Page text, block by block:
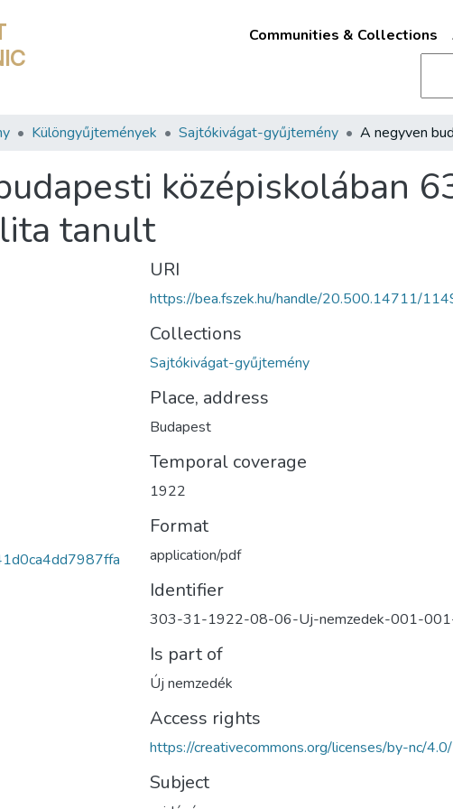
Communities & Collections
Különgyűjtemények Sajtókivágat-gyűjtemény
középiskolában
tanult
URI
https://bea.fszek.hu/handle/20.500.14711/
Collections
Sajtókivágat-gyűjtemény
Place, address
Budapest
Temporal coverage
1922
Format
application/pdf
Identifier
303-31-1922-08-06-Uj-nemzedek-001-
Is part of
Új nemzedék
Access rights
https://creativecommons.org/licenses/by-nc/4.0/
Subject